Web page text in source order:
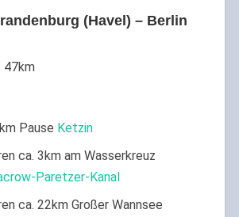
(Havel) – Berlin
47km
Pause Ketzin
ca. 3km am Wasserkreuz
Paretzer-Kanal
ca. 22km Großer Wannsee